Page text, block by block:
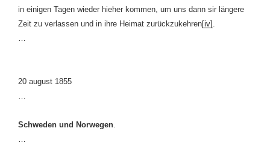
in einigen Tagen wieder hieher kommen, um uns dann sir längere
Zeit zu verlassen und in ihre Heimat zurückzukehren[iv] .
…
20 august 1855
…
Schweden und Norwegen.
…